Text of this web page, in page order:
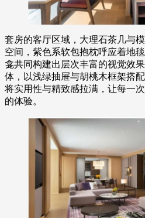
套房的客厅区域，大理石茶几与
空间，紫色系软包抱枕呼应着地
龛共同构建出层次丰富的视觉效
体，以浅绿抽屉与胡桃木框架搭
将实用性与精致感拉满，让每一
的体验。